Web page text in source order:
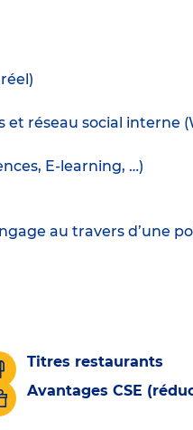
réseau social interne
E-learning, …)
au travers d’une
Titres restaurants
Avantages CSE